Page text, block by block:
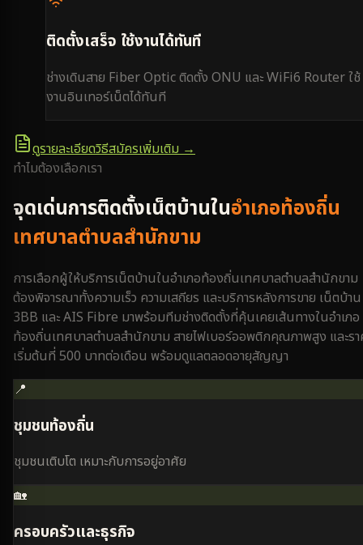
ติดตั้งเสร็จ ใช้งานได้ทันที
ช่างเดินสาย Fiber Optic ติดตั้ง ONU และ WiFi6 Router ใช้
งานอินเทอร์เน็ตได้ทันที
ดูรายละเอียดวิธีสมัครเพิ่มเติม →
ทำไมต้องเลือกเรา
จุดเด่นการติดตั้งเน็ตบ้านในอำเภอท้องถิ่น
เทศบาลตำบลสำนักขาม
การเลือกผู้ให้บริการเน็ตบ้านในอำเภอท้องถิ่นเทศบาลตำบลสำนักขาม
ต้องพิจารณาทั้งความเร็ว ความเสถียร และบริการหลังการขาย เน็ตบ้าน
3BB และ AIS Fibre มาพร้อมทีมช่างติดตั้งที่คุ้นเคยเส้นทางในอำเภอ
ท้องถิ่นเทศบาลตำบลสำนักขาม สายไฟเบอร์ออพติกคุณภาพสูง และรา
เริ่มต้นที่ 500 บาทต่อเดือน พร้อมดูแลตลอดอายุสัญญา
📍
ชุมชนท้องถิ่น
ชุมชนเติบโต เหมาะกับการอยู่อาศัย
🏡
ครอบครัวและธุรกิจ